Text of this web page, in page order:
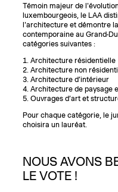
Témoin majeur de
luxembourgeois, le LAA
l'architecture et démontre
contemporaine au Grand-
catégories suivantes :
1. Architecture résidentielle
2. Architecture non
3. Architecture d’intérieur
4. Architecture de paysage
5. Ouvrages d’art et
Pour chaque catégorie, le
choisira un lauréat.
NOUS AVONS
LE VOTE !